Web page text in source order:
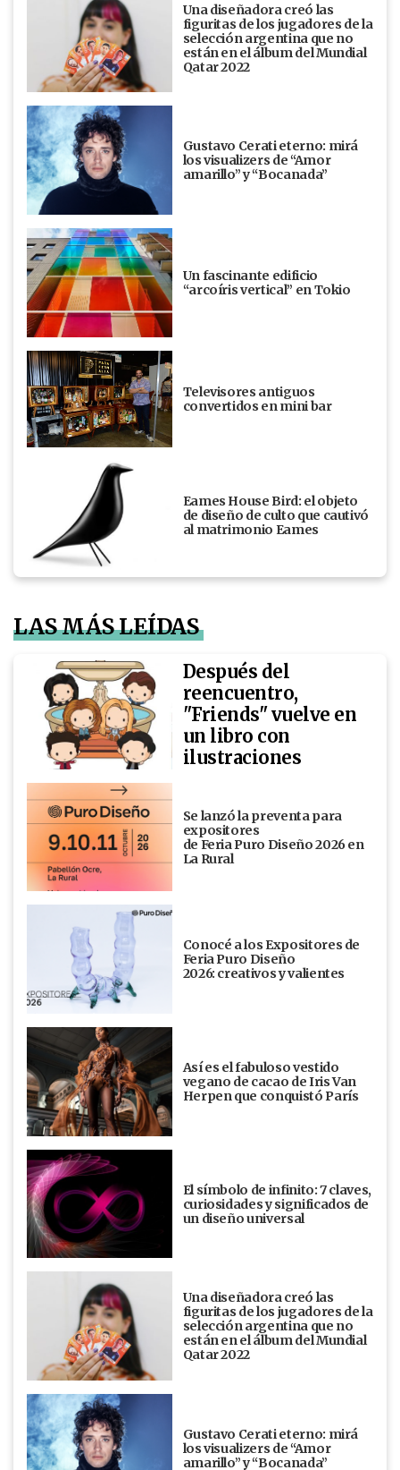
Una diseñadora creó las
figuritas de los jugadores de la
selección argentina que no
están en el álbum del Mundial
Qatar 2022
Gustavo Cerati eterno: mirá
los visualizers de “Amor
amarillo” y “Bocanada”
Un fascinante edificio
“arcoíris vertical” en Tokio
Televisores antiguos
convertidos en mini bar
Eames House Bird: el objeto
de diseño de culto que cautivó
al matrimonio Eames
LAS MÁS LEÍDAS
Después del
reencuentro,
"Friends" vuelve en
un libro con
ilustraciones
Se lanzó la preventa para
expositores
de Feria Puro Diseño 2026 en
La Rural
Conocé a los Expositores de
Feria Puro Diseño
2026: creativos y valientes
Así es el fabuloso vestido
vegano de cacao de Iris Van
Herpen que conquistó París
El símbolo de infinito: 7 claves,
curiosidades y significados de
un diseño universal
Una diseñadora creó las
figuritas de los jugadores de la
selección argentina que no
están en el álbum del Mundial
Qatar 2022
Gustavo Cerati eterno: mirá
los visualizers de “Amor
amarillo” y “Bocanada”